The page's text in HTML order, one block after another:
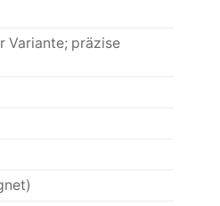
Variante; präzise